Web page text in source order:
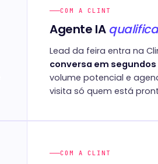
COM A CLINT
Agente IA
Lead da feira entra na
conversa em
volume potencial e
visita só quem está
COM A CLINT